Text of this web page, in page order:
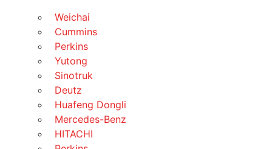
Weichai
Cummins
Perkins
Yutong
Sinotruk
Deutz
Huafeng Dongli
Mercedes-Benz
HITACHI